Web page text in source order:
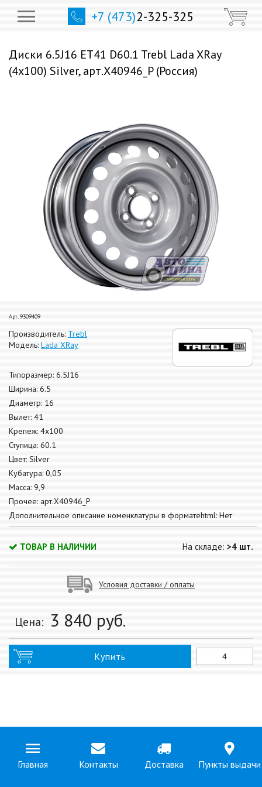
+7 (473)2-325-325
Диски 6.5J16 ET41 D60.1 Trebl Lada XRay
(4x100) Silver, арт.X40946_P (Россия)
Арт. 9309409
Производитель: Trebl
Модель: Lada XRay
Типоразмер: 6.5J16
Ширина: 6.5
Диаметр: 16
Вылет: 41
Крепеж: 4x100
Ступица: 60.1
Цвет: Silver
Кубатура: 0,05
Масса: 9,9
Прочее: арт.X40946_P
Дополнительное описание номенклатуры в форматеhtml: Нет
ТОВАР В НАЛИЧИИ На складе: >4 шт.
Условия доставки / оплаты
Цена: 3 840 руб.
Купить
Главная Контакты Доставка Пункты выдачи